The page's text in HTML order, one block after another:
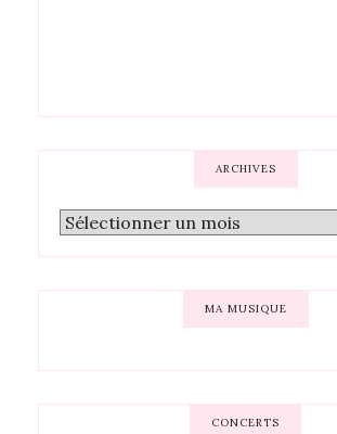
ARCHIVES
MA MUSIQUE
CONCERTS